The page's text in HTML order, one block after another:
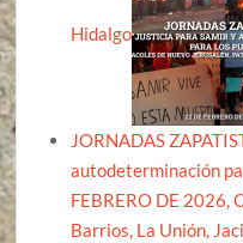
Hidalgo
JORNADAS
autodeterminación
FEBRERO DE 2026,
Barrios, La Unión,